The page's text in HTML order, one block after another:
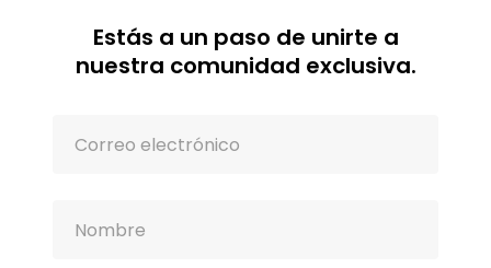
Estás a un paso de unirte a
nuestra comunidad exclusiva.